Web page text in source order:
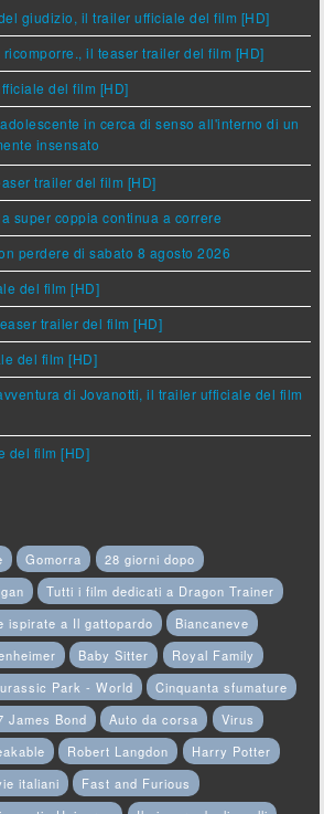
giudizio, il trailer ufficiale del film [HD]
il teaser trailer del film [HD]
del film [HD]
in cerca di senso all'interno di un
insensato
trailer del film [HD]
super coppia continua a correre
perdere di sabato 8 agosto 2026
del film [HD]
trailer del film [HD]
del film [HD]
di Jovanotti, il trailer ufficiale del film
del film [HD]
Gomorra
28 giorni dopo
Tutti i film dedicati a Dragon Trainer
ispirate a Il gattopardo
Biancaneve
Baby Sitter
Royal Family
Park - World
Cinquanta sfumature
James Bond Auto da corsa
Virus
Robert Langdon
Harry Potter
italiani
Fast and Furious